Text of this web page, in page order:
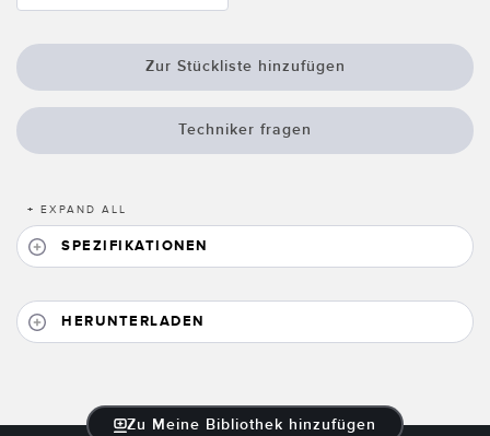
Sensoren für die Zustandsüberwachung
Funksensoren für die Zustandsüberwachung
ZUBEHÖR
ZUBEHÖR
Anschlussleitungen
SOFTWARE
Spritzdruckbeständig
Zur Stückliste hinzufügen
Techniker fragen
+ EXPAND ALL
SPEZIFIKATIONEN
HERUNTERLADEN
Zu Meine Bibliothek hinzufügen